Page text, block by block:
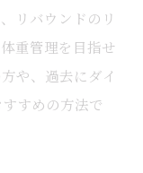
リバウンドのリ
重管理を目指せ
や、過去にダイ
すめの方法で